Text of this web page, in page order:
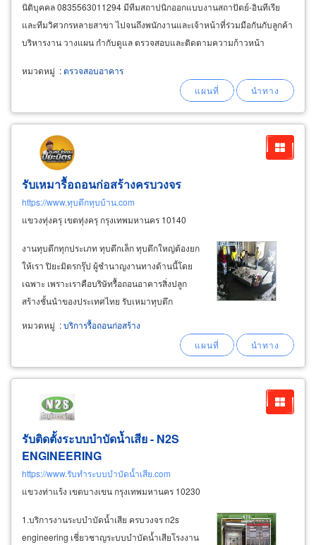
นิติบุคคล 0835563011294 มีทีมสถาปนิกออกแบบงานสถาปัตย์-อินทีเรีย
และทีมวิศวกรหลายสาขา ไปจนถึงพนักงานและเจ้าหน้าที่ร่วมมือกันกับลูกค้า
บริหารงาน วางแผน กำกับดูแล ตรวจสอบและติดตามความก้าวหน้า
หมวดหมู่ :ตรวจสอบอาคาร
รับเหมารื้อถอนก่อสร้างครบวงจร
https://www.ทุบตึกทุบบ้าน.com
แขวงทุ่งครุ เขตทุ่งครุ กรุงเทพมหานคร 10140
งานทุบตึกทุกประเภท ทุบตึกเล็ก ทุบตึกใหญ่ต้องยก
ให้เรา ปิยะมิตรกรุ๊ป ผู้ชำนาญงานทางด้านนี้โดย
เฉพาะ เพราะเราคือบริษัทรื้อถอนอาคารสิ่งปลูก
สร้างชั้นนำของประเทศไทย รับเหมาทุบตึก
สำนักงาน ทุบบ้าน ทุบอาคาร รื้อถอนภายในห้าง
สรรพสินค้า รื้อถอนโกดัง ซ่อมบำรุงหรือจะให้ปรับ
หมวดหมู่ :บริการรื้อถอนก่อสร้าง
รับติดตั้งระบบบำบัดน้ำเสีย - N2S
ENGINEERING
https://www.รับทำระบบบำบัดน้ำเสีย.com
แขวงท่าแร้ง เขตบางเขน กรุงเทพมหานคร 10230
1.บริการงานระบบำบัดน้ำเสีย ครบวงจร n2s
engineering เชี่ยวชาญระบบบำบัดน้ำเสียโรงงาน